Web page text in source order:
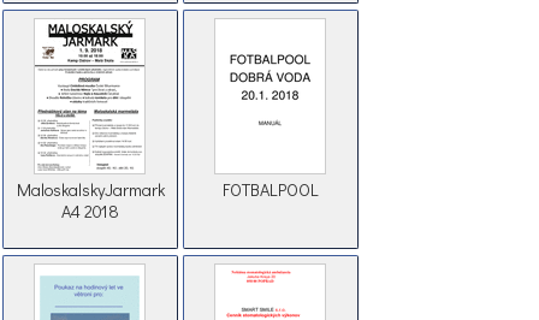
MaloskalskyJarmark
A4 2018
FOTBALPOOL